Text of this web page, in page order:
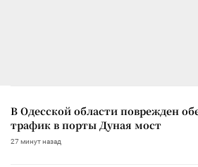
В Одесской области поврежден
трафик в порты Дуная мост
27 минут назад